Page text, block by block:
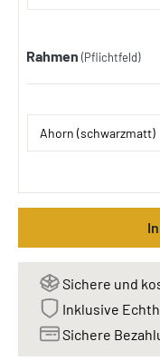
Rahmen (Pflichtfeld)
Sichere und
Inklusive
Sichere